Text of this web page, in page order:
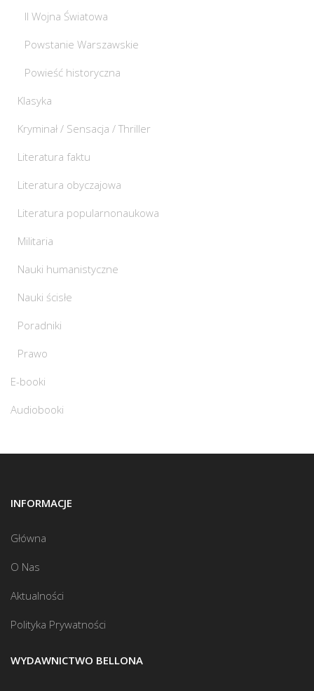
II Wojna Światowa
Powstanie Warszawskie
Powieść historyczna
Klasyka
Kryminał / Sensacja / Thriller
Literatura faktu
Literatura obyczajowa
Literatura popularnonaukowa
Militaria
Nauki humanistyczne
Nauki ścisłe
Poradniki
Prawo
E-booki
Audiobooki
INFORMACJE
Główna
O Nas
Aktualności
Polityka Prywatności
WYDAWNICTWO BELLONA